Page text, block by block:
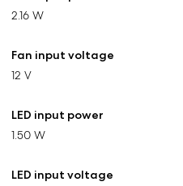
2.16 W
Fan input voltage
12 V
LED input power
1.50 W
LED input voltage